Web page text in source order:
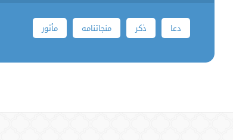
دعا ذکر منجاتنامه مأثور